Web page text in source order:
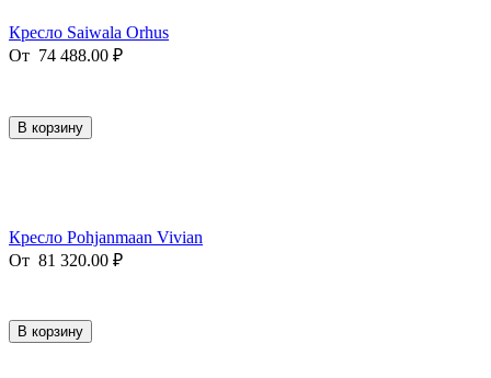
Кресло Saiwala Orhus
От 74 488.00 ₽
В корзину
Кресло Pohjanmaan Vivian
От 81 320.00 ₽
В корзину